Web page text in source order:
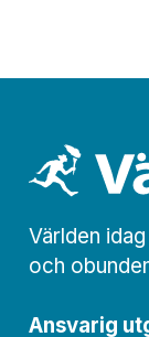
Världen
och
Ansvarig